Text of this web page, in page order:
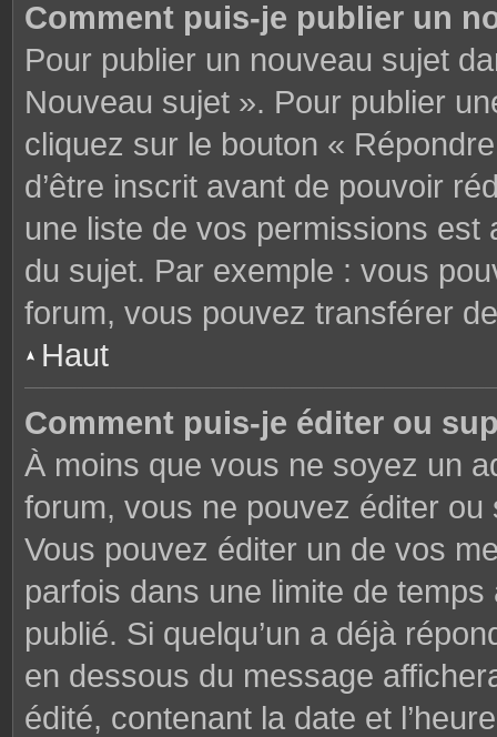
Comment puis-je publier un
Pour publier un nouveau sujet
Nouveau sujet ». Pour publier
cliquez sur le bouton «
d’être inscrit avant de pouvoir
une liste de vos permissions est
du sujet. Par exemple : vous
forum, vous pouvez transférer
Haut
Comment puis-je éditer ou
À moins que vous ne soyez un
forum, vous ne pouvez éditer
Vous pouvez éditer un de vos
parfois dans une limite de
publié. Si quelqu’un a déjà
en dessous du message
édité, contenant la date et